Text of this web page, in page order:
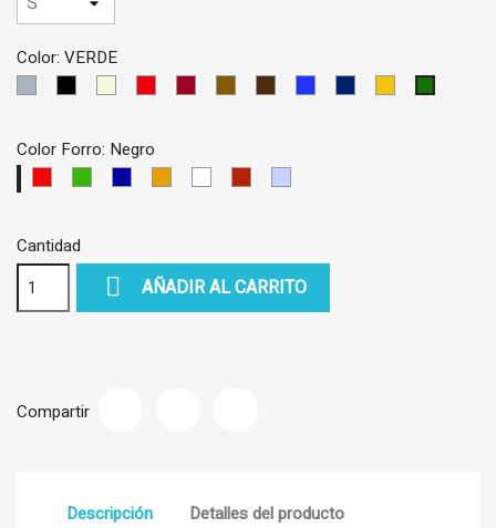
Color: VERDE
AMARILLO
Color Forro: Negro
Cantidad
 AÑADIR AL CARRITO
Compartir
Descripción Detalles del producto